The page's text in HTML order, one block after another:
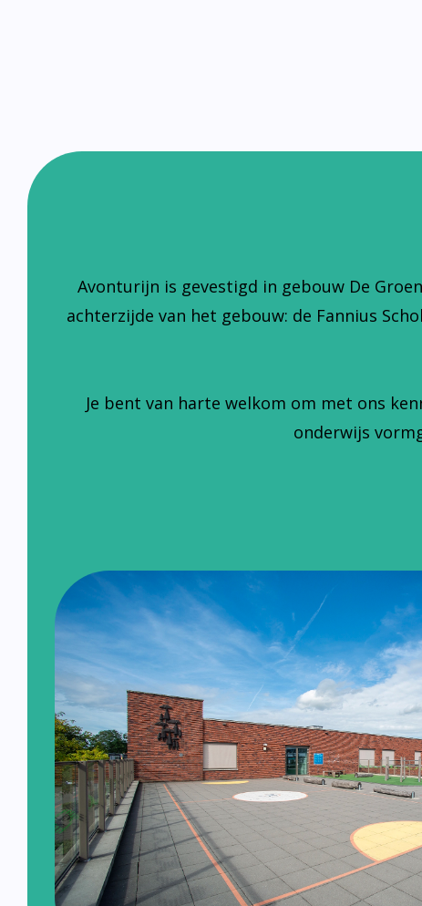
Avonturijn is gevestigd in gebouw De
achterzijde van het gebouw: de Fannius
Je bent van harte welkom om met ons
onderwijs